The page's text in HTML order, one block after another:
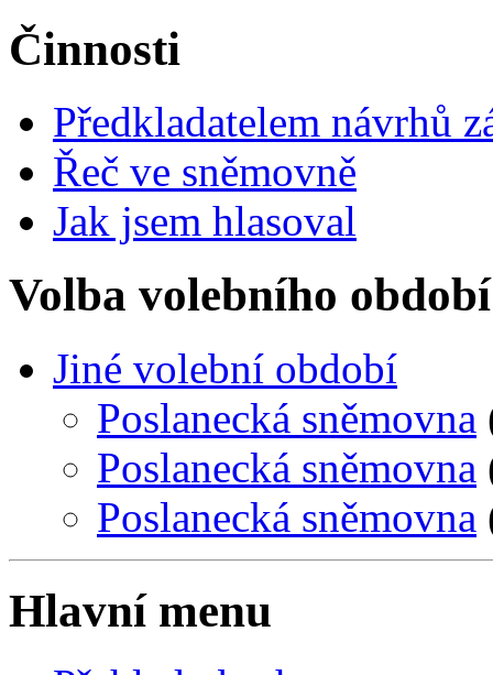
Činnosti
Předkladatelem návrhů
Řeč ve sněmovně
Jak jsem hlasoval
Volba volebního období
Jiné volební období
Poslanecká sněmovna
Poslanecká sněmovna
Poslanecká sněmovna
Hlavní menu